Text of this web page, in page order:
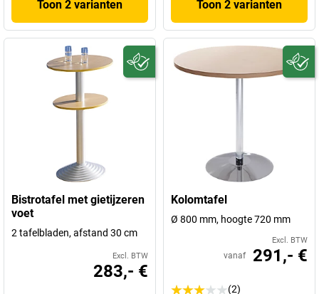
Toon 2 varianten Toon 2 varianten
Bistrotafel met gietijzeren
voet
2 tafelbladen, afstand 30 cm
Excl. BTW
283,- €
Kolomtafel
Ø 800 mm, hoogte 720 mm
Excl. BTW
vanaf 291,- €
(2)